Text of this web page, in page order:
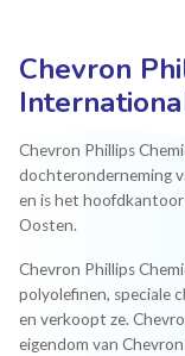
Chevron
Chevron Phillips
dochteronderneming
en is het hoofdkantoor
Oosten.
Chevron Phillips
polyolefinen, speciale
en verkoopt ze.
eigendom van